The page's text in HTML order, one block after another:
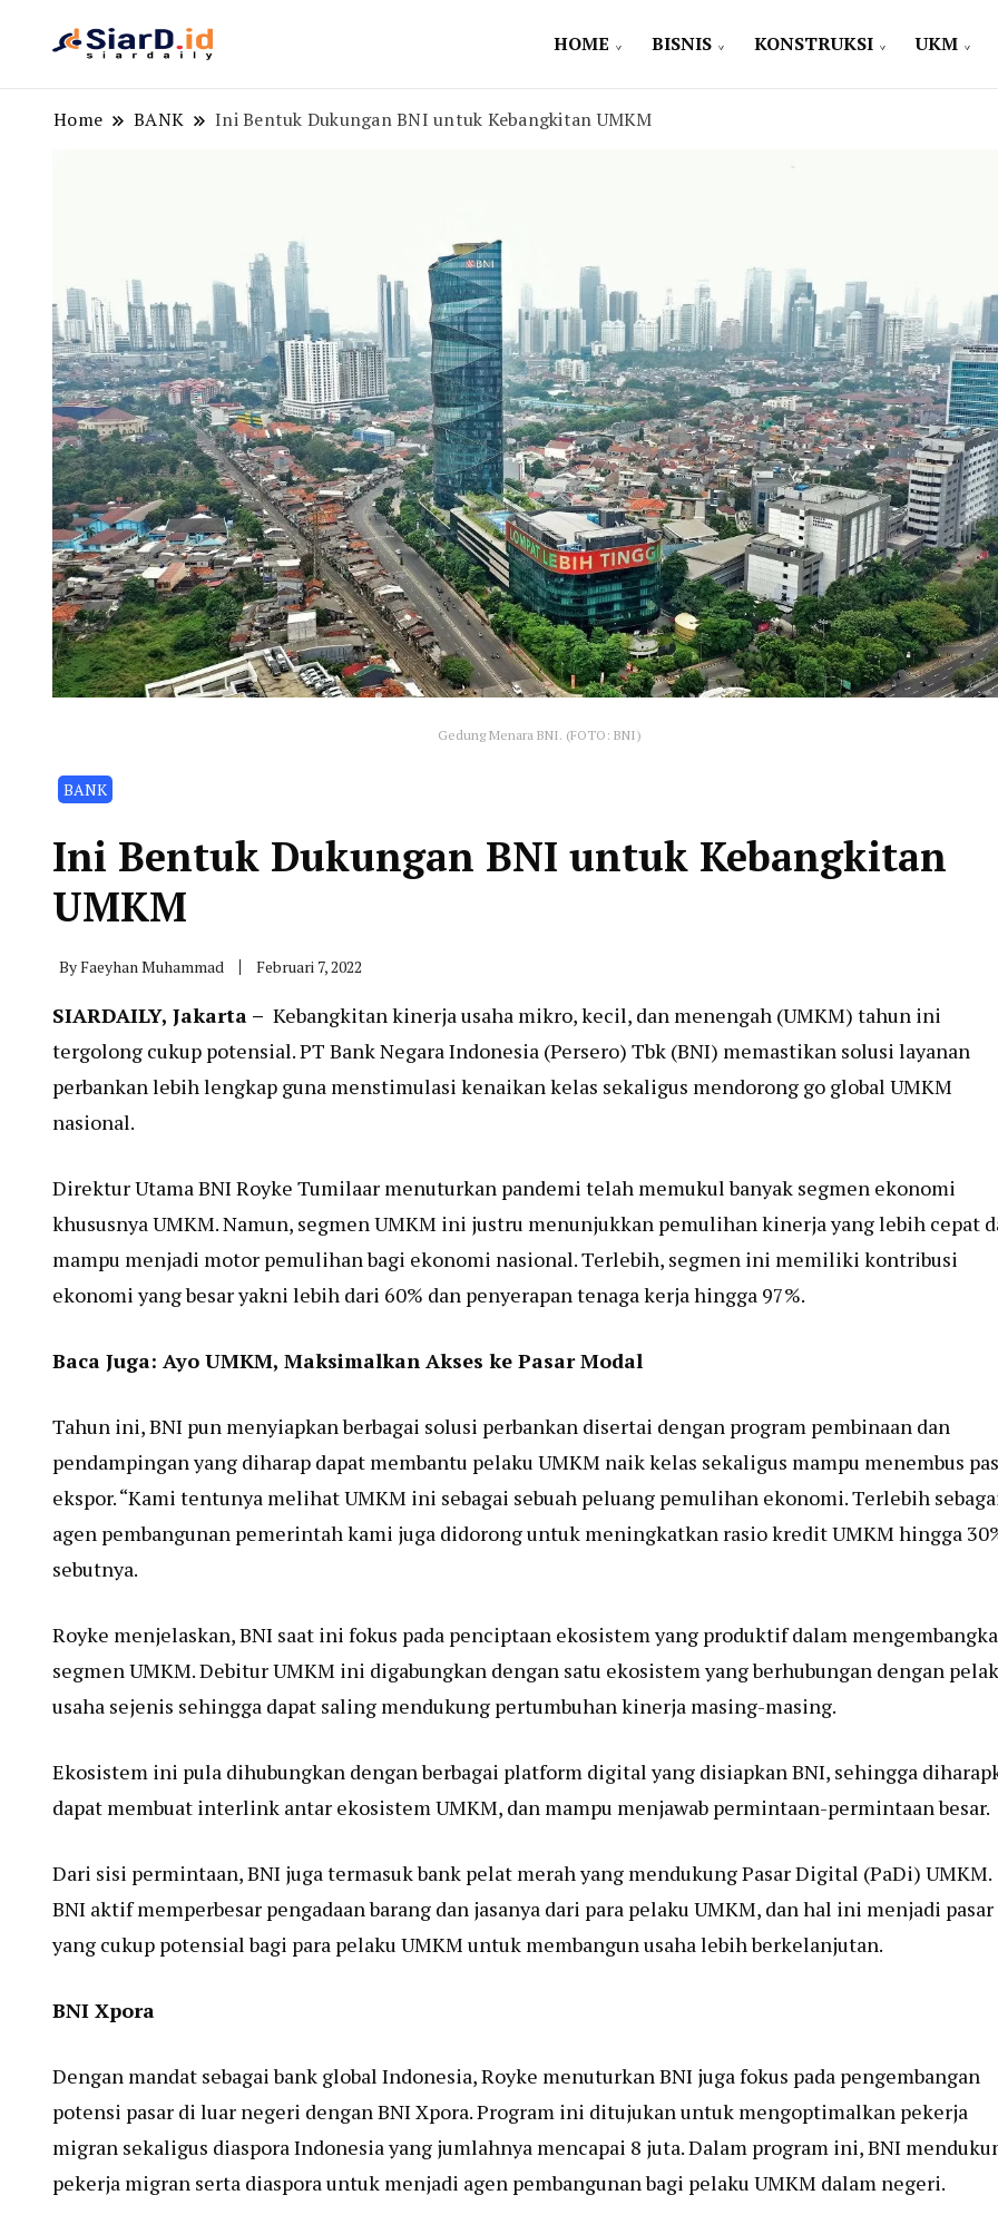
HOME BISNIS KONSTRUKSI UKM
Home BANK Ini Bentuk Dukungan BNI untuk Kebangkitan UMKM
Gedung Menara BNI. (FOTO: BNI)
BANK
Ini Bentuk Dukungan BNI untuk Kebangkitan
UMKM
ByFaeyhan Muhammad Februari 7, 2022
SIARDAILY, Jakarta – Kebangkitan kinerja usaha mikro, kecil, dan menengah (UMKM) tahun ini
tergolong cukup potensial. PT Bank Negara Indonesia (Persero) Tbk (BNI) memastikan solusi layanan
perbankan lebih lengkap guna menstimulasi kenaikan kelas sekaligus mendorong go global UMKM
nasional.
Direktur Utama BNI Royke Tumilaar menuturkan pandemi telah memukul banyak segmen ekonomi
khususnya UMKM. Namun, segmen UMKM ini justru menunjukkan pemulihan kinerja yang lebih cepat
mampu menjadi motor pemulihan bagi ekonomi nasional. Terlebih, segmen ini memiliki kontribusi
ekonomi yang besar yakni lebih dari 60% dan penyerapan tenaga kerja hingga 97%.
Baca Juga: Ayo UMKM, Maksimalkan Akses ke Pasar Modal
Tahun ini, BNI pun menyiapkan berbagai solusi perbankan disertai dengan program pembinaan dan
pendampingan yang diharap dapat membantu pelaku UMKM naik kelas sekaligus mampu menembus
ekspor. “Kami tentunya melihat UMKM ini sebagai sebuah peluang pemulihan ekonomi. Terlebih
agen pembangunan pemerintah kami juga didorong untuk meningkatkan rasio kredit UMKM hingga
sebutnya.
Royke menjelaskan, BNI saat ini fokus pada penciptaan ekosistem yang produktif dalam
segmen UMKM. Debitur UMKM ini digabungkan dengan satu ekosistem yang berhubungan dengan
usaha sejenis sehingga dapat saling mendukung pertumbuhan kinerja masing-masing.
Ekosistem ini pula dihubungkan dengan berbagai platform digital yang disiapkan BNI, sehingga
dapat membuat interlink antar ekosistem UMKM, dan mampu menjawab permintaan-permintaan besar.
Dari sisi permintaan, BNI juga termasuk bank pelat merah yang mendukung Pasar Digital (PaDi) UMKM.
BNI aktif memperbesar pengadaan barang dan jasanya dari para pelaku UMKM, dan hal ini menjadi pasar
yang cukup potensial bagi para pelaku UMKM untuk membangun usaha lebih berkelanjutan.
BNI Xpora
Dengan mandat sebagai bank global Indonesia, Royke menuturkan BNI juga fokus pada pengembangan
potensi pasar di luar negeri dengan BNI Xpora. Program ini ditujukan untuk mengoptimalkan pekerja
migran sekaligus diaspora Indonesia yang jumlahnya mencapai 8 juta. Dalam program ini, BNI
pekerja migran serta diaspora untuk menjadi agen pembangunan bagi pelaku UMKM dalam negeri.